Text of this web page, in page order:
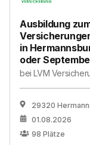
Ausbildung
in
oder
beiLVM
29320
01.08.2026
98 Plätze